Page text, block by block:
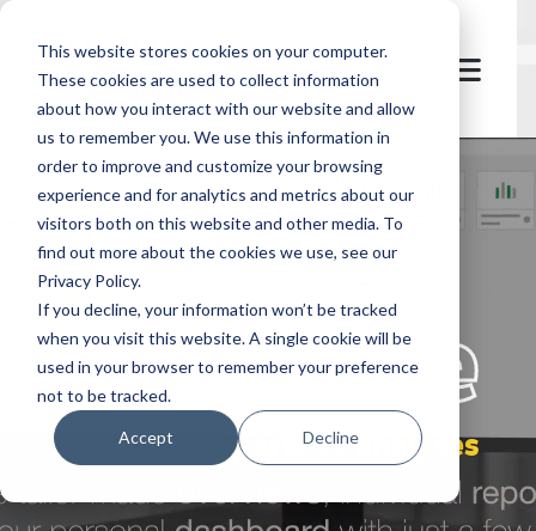
This website stores cookies on your computer.
These cookies are used to collect information
about how you interact with our website and allow
us to remember you. We use this information in
order to improve and customize your browsing
experience and for analytics and metrics about our
visitors both on this website and other media. To
find out more about the cookies we use, see our
Privacy Policy.
If you decline, your information won’t be tracked
when you visit this website. A single cookie will be
used in your browser to remember your preference
not to be tracked.
Accept Decline
let's
welcome
rapports et analyses​